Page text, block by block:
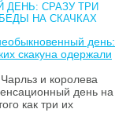
СРАЗУ ТРИ
НА СКАЧКАХ
день:
скакуна одержали
и королева
день на
как три их